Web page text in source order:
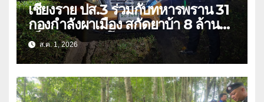
เชียงราย ปส.3 ร่วมกับทหารพราน 31
กองกำลังผาเมือง สกัดยาบ้า 8 ล้าน
เม็ด เครือข่าย โล่ง แซ่ลี
ส.ค. 1, 2026